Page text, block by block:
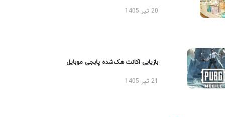
20 تیر 1405
بازیابی اکانت هک‌شده پابجی موبایل